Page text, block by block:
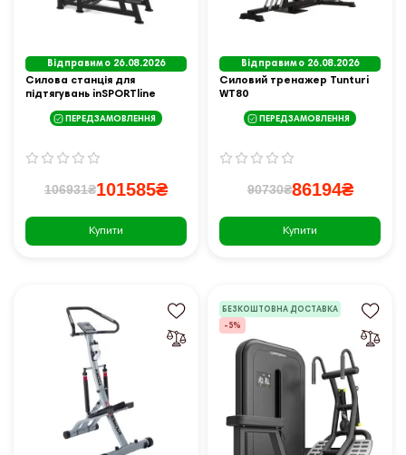
Відправимо 26.08.2026
Силова станція для
підтягувань inSPORTline
Velocer CD85
ПЕРЕДЗАМОВЛЕННЯ
106931₴101585₴
Купити
Відправимо 26.08.2026
Силовий тренажер Tunturi
WT80
ПЕРЕДЗАМОВЛЕННЯ
90730₴86194₴
Купити
БЕЗКОШТОВНА ДОСТАВКА
-5%